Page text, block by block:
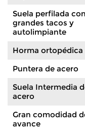
Suela perfilada con
grandes tacos y
autolimpiante
Horma ortopédica
Puntera de acero
Suela Intermedia
acero
Gran comodidad
avance